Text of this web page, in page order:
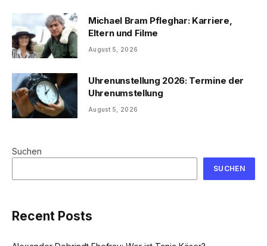
Michael Bram Pfleghar: Karriere,
Eltern und Filme
August 5, 2026
Uhrenunstellung 2026: Termine der
Uhrenumstellung
August 5, 2026
Suchen
SUCHEN
Recent Posts